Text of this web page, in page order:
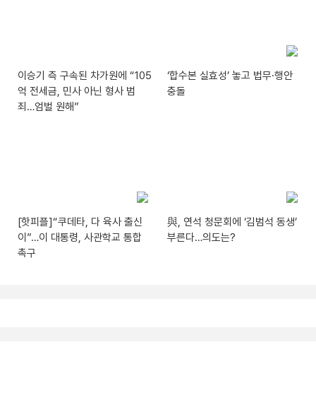
이승기 측 구속된 차가원에 “105
억 전세금, 민사 아닌 형사 범
죄…엄벌 원해”
‘합수본 실효성’ 놓고 법무·행안
충돌
[핫피플]“쿠데타, 다 육사 출신
이”…이 대통령, 사관학교 통합
촉구
與, 연석 청문회에 ‘김범석 동생’
부른다…의도는?